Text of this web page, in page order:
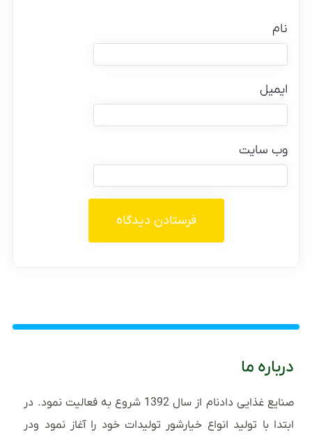
نام
ایمیل
وب‌ سایت
درباره ما
صنایع غذایی دادنام از سال 1392 شروع به فعالیت نمود. در
ابتدا با تولید انواع خیارشور تولیدات خود را آغاز نمود ودر